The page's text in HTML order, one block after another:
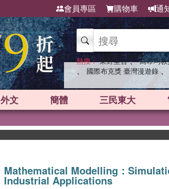
會員專區 購物車 通
熱搜： 東野圭吾 、 高希均
、 國際布克獎 臺灣漫遊錄 、
外文 簡體 三民東大
Mathematical Modelling：
Industrial Applications